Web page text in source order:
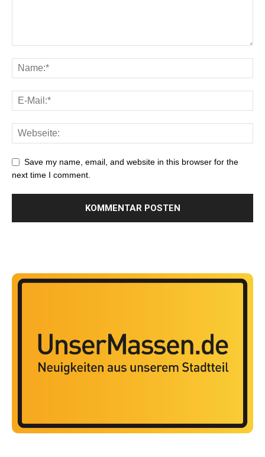
Save my name, email, and website in this browser for the
next time I comment.